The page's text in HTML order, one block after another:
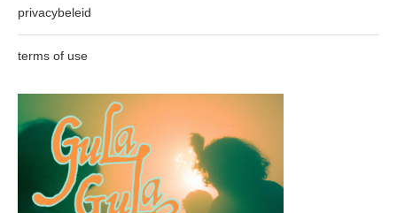
privacybeleid
terms of use